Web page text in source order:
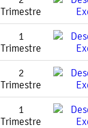
Trimestre
1
Trimestre
2
Trimestre
1
Trimestre